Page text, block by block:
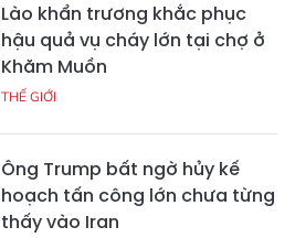
Lào khẩn trương khắc phục
hậu quả vụ cháy lớn tại chợ ở
Khăm Muồn
THẾ GIỚI
Ông Trump bất ngờ hủy kế
hoạch tấn công lớn chưa từng
thấy vào Iran